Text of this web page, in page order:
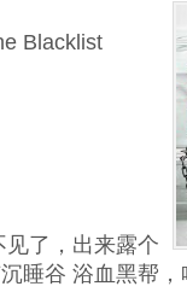
Blacklist
了，出来露个
睡谷 浴血黑帮